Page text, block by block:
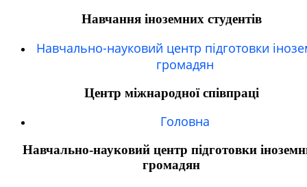
Навчання іноземних студентів
Навчально-науковий центр підготовки
громадян
Центр міжнародної співпраці
Головна
Навчально-науковий центр підготовки
громадян